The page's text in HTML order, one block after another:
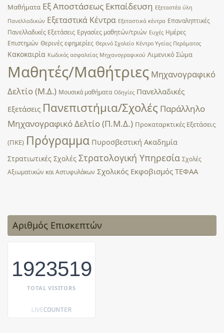
Μαθήματα Εξ Αποστάσεως Εκπαίδευση Εξεταστέα ύλη
Πανελλαδικών Εξεταστικά Κέντρα Εξεταστικά κέντρα Επαναληπτικές
Πανελλαδικές Εξετάσεις Εργασίες μαθητών/τριών Ευχές Ημέρες
Επιστημών Θερινές εφημερίες Θερινό Σχολείο Κέντρο Υγείας Περάματος
Κακοκαιρία Κωδικός ασφαλείας Μηχανογραφικού Λιμενικό Σώμα
Μαθητές/Μαθήτριες Μηχανογραφικό
Δελτίο (Μ.Δ.) Μουσικά μαθήματα Οδηγίες Πανελλαδικές
Εξετάσεις Πανεπιστήμια/Σχολές Παράλληλο
Μηχανογραφικό Δελτίο (Π.Μ.Δ.) Προκαταρκτικές Εξετάσεις
(ΠΚΕ) Πρόγραμμα Πυροσβεστική Ακαδημία
Στρατιωτικές Σχολές Στρατολογική Υπηρεσία Σχολές
Αξιωματικών και Αστυφυλάκων Σχολικός Εκφοβισμός ΤΕΦΑΑ
Αριθμός Επισκεπτών
1923519
TOTAL VISITORS